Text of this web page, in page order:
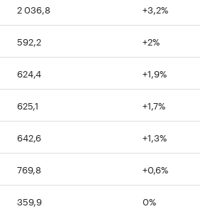
2 036,8 +3,2%
592,2 +2%
624,4 +1,9%
625,1 +1,7%
642,6 +1,3%
769,8 +0,6%
359,9 0%